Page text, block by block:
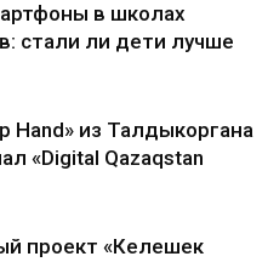
в школах
стали ли дети лучше
Hand» из Талдыкоргана
«Digital Qazaqstan
проект «Келешек